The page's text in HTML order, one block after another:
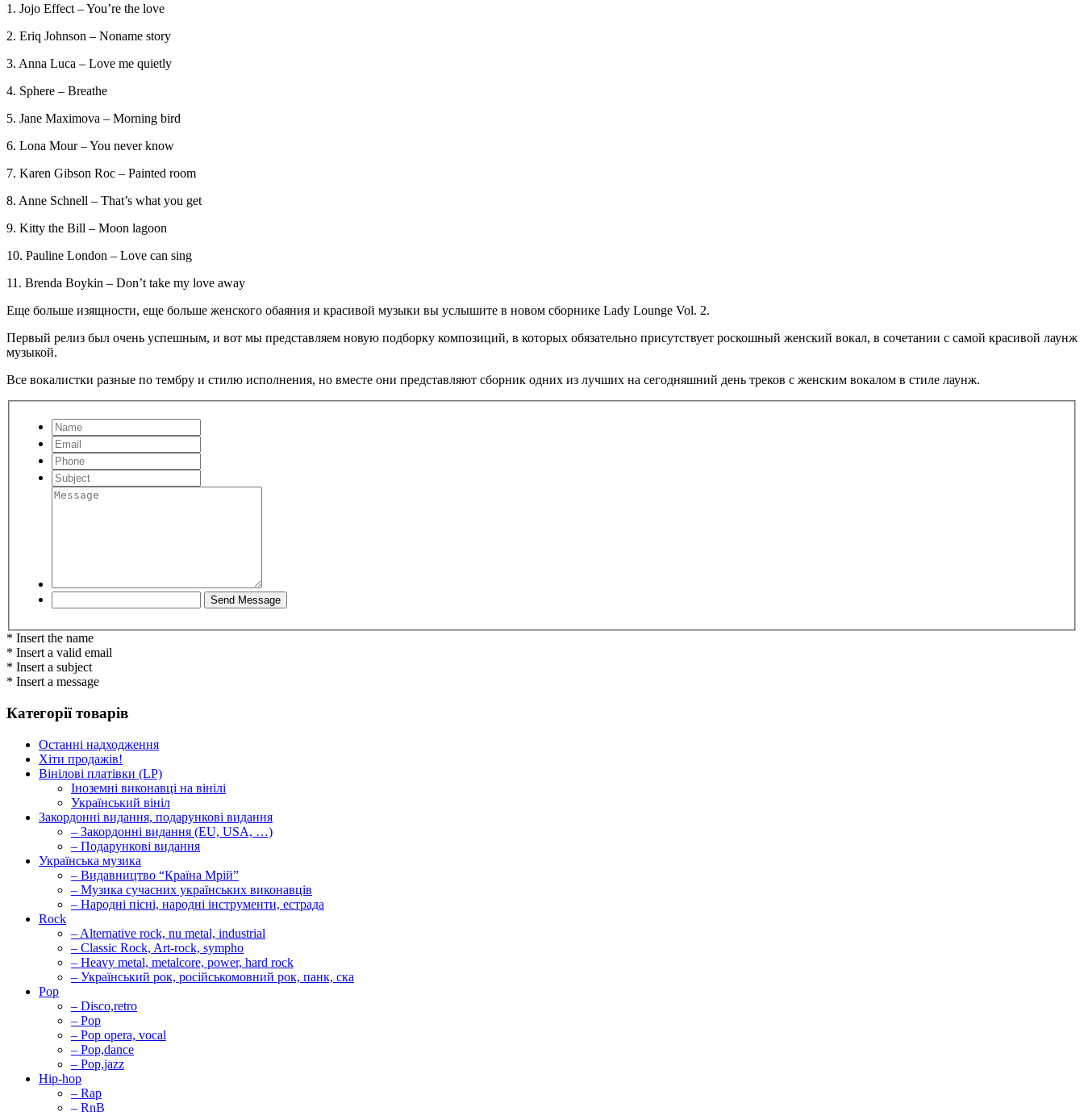
1. Jojo Effect – You’re the love
2. Eriq Johnson – Noname story
3. Anna Luca – Love me quietly
4. Sphere – Breathe
5. Jane Maximova – Morning bird
6. Lona Mour – You never know
7. Karen Gibson Roc – Painted room
8. Anne Schnell – That’s what you get
9. Kitty the Bill – Moon lagoon
10. Pauline London – Love can sing
11. Brenda Boykin – Don’t take my love away
Еще больше изящности, еще больше женского обаяния и красивой музыки вы услышите в новом сборнике Lady Lounge Vol. 2.
Первый релиз был очень успешным, и вот мы представляем новую подборку композиций, в которых обязательно присутствует роскошный женский вокал, в сочетании с самой красивой лаунж
музыкой.
Все вокалистки разные по тембру и стилю исполнения, но вместе они представляют сборник одних из лучших на сегодняшний день треков с женским вокалом в стиле лаунж.
* Insert the name
* Insert a valid email
* Insert a subject
* Insert a message
Категорії товарів
Останні надходження
Хіти продажів!
Вінілові платівки (LP)
Іноземні виконавці на вінілі
Український вініл
Закордонні видання, подарункові видання
– Закордонні видання (EU, USA, …)
– Подарункові видання
Українська музика
– Видавництво “Країна Мрій”
– Музика сучасних українських виконавців
– Народні пісні, народні інструменти, естрада
Rock
– Alternative rock, nu metal, industrial
– Classic Rock, Art-rock, sympho
– Heavy metal, metalcore, power, hard rock
– Український рок, російськомовний рок, панк, ска
Pop
– Disco,retro
– Pop
– Pop opera, vocal
– Pop,dance
– Pop,jazz
Hip-hop
– Rap
– RnB